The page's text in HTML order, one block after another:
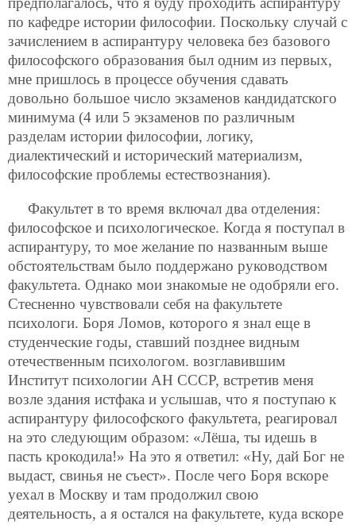
по кафедре истории философии. Поскольку случай с
зачислением в аспирантуру человека без базового
философского образования был одним из первых,
мне пришлось в процессе обучения сдавать
довольно большое число экзаменов кандидатского
минимума (4 или 5 экзаменов по различным
разделам истории философии, логику,
диалектический и исторический материализм,
философские проблемы естествознания).
Факультет в то время включал два отделения:
философское и психологическое. Когда я поступал в
аспирантуру, то мое желание по названным выше
обстоятельствам было поддержано руководством
факультета. Однако мои знакомые не одобряли его.
Стесненно чувствовали себя на факультете
психологи. Боря Ломов, которого я знал еще в
студенческие годы, ставший позднее видным
отечественным психологом. возглавившим
Институт психологии АН СССР, встретив меня
возле здания истфака и услышав, что я поступаю к
аспирантуру философского факультета, реагировал
на это следующим образом: «Лёша, ты идешь в
пасть крокодила!» На это я ответил: «Ну, дай Бог не
выдаст, свинья не съест». После чего Боря вскоре
уехал в Москву и там продолжил свою
деятельность, а я остался на факультете, куда вскоре